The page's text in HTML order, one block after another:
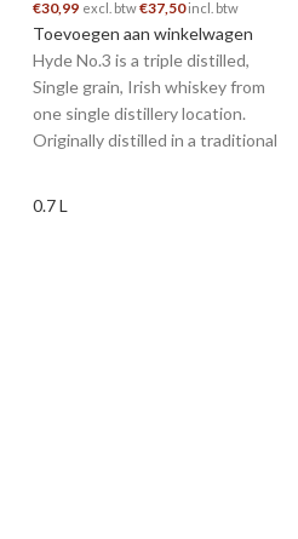
€30,99 excl. btw€37,50incl. btw
Toevoegen aan winkelwagen
Hyde No.3 is a triple distilled,
Single grain, Irish whiskey from
one single distillery location.
Originally distilled in a traditional
0.7 L